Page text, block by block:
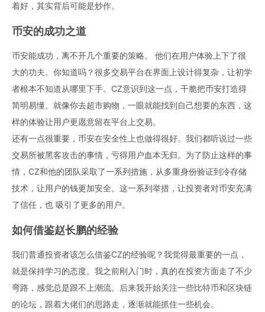
着好，其实背后可能是炒作。
币安的成功之道
币安能成功，离不开几个重要的策略。 他们在用户体验上下了很
大的功夫。你知道吗？很多交易平台在界面上设计得复杂，让初学
者根本不知道从哪里下手。CZ意识到这一点，干脆把币安打造得
简明易懂。就像你去超市购物，一眼就能找到自己想要的东西，这
样的体验让用户更愿意留在平台上交易。
还有一点很重要，币安在安全性上也做得很好。我们都听说过一些
交易所被黑客攻击的事情，亏得用户血本无归。为了防止这样的事
情，CZ和他的团队采取了一系列措施，从多重身份验证到冷存储
技术，让用户的钱更加安全。这一系列举措，让投资者对币安充满
了信任，也 吸引了更多的用户。
如何借鉴赵长鹏的经验
我们普通投资者该怎么借鉴CZ的经验呢？我觉得最重要的一点，
就是保持学习的态度。我之前刚入门时，真的在投资方面走了不少
弯路，感觉总是跟不上潮流。后来我开始关注一些比特币和区块链
的论坛，跟着大佬们的思路走，逐渐就能抓住一些机会。